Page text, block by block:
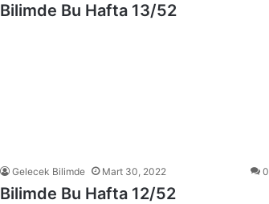
Bilimde Bu Hafta 13/52
Gelecek Bilimde Mart 30, 2022 0
Bilimde Bu Hafta 12/52